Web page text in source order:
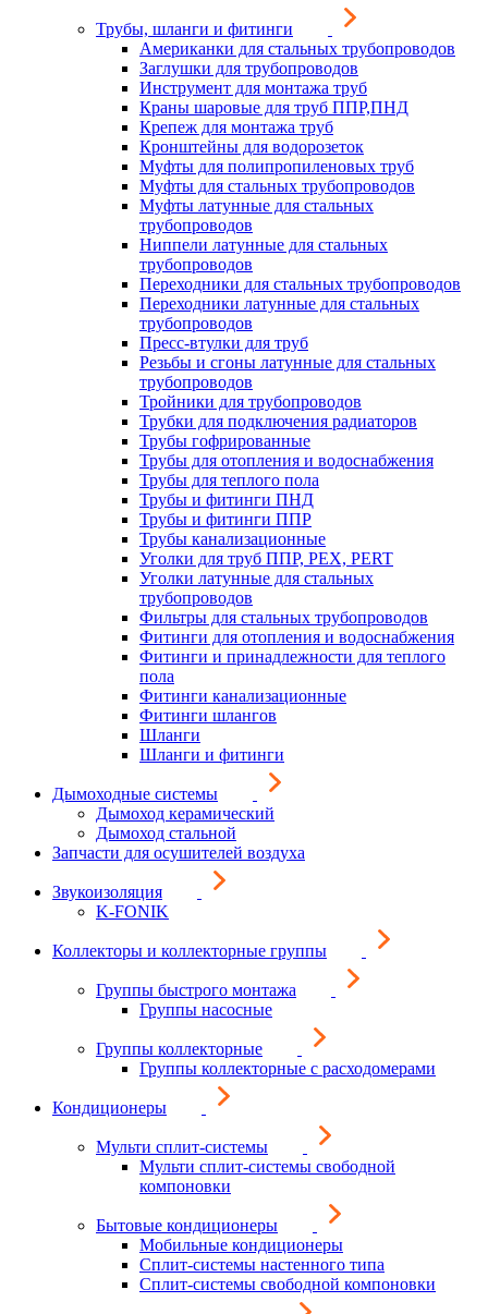
Трубы, шланги и фитинги
Американки для стальных трубопроводов
Заглушки для трубопроводов
Инструмент для монтажа труб
Краны шаровые для труб ППР,ПНД
Крепеж для монтажа труб
Кронштейны для водорозеток
Муфты для полипропиленовых труб
Муфты для стальных трубопроводов
Муфты латунные для стальных
трубопроводов
Ниппели латунные для стальных
трубопроводов
Переходники для стальных трубопроводов
Переходники латунные для стальных
трубопроводов
Пресс-втулки для труб
Резьбы и сгоны латунные для стальных
трубопроводов
Тройники для трубопроводов
Трубки для подключения радиаторов
Трубы гофрированные
Трубы для отопления и водоснабжения
Трубы для теплого пола
Трубы и фитинги ПНД
Трубы и фитинги ППР
Трубы канализационные
Уголки для труб ППР, PEX, PERT
Уголки латунные для стальных
трубопроводов
Фильтры для стальных трубопроводов
Фитинги для отопления и водоснабжения
Фитинги и принадлежности для теплого
пола
Фитинги канализационные
Фитинги шлангов
Шланги
Шланги и фитинги
Дымоходные системы
Дымоход керамический
Дымоход стальной
Запчасти для осушителей воздуха
Звукоизоляция
K-FONIK
Коллекторы и коллекторные группы
Группы быстрого монтажа
Группы насосные
Группы коллекторные
Группы коллекторные с расходомерами
Кондиционеры
Мульти сплит-системы
Мульти сплит-системы свободной
компоновки
Бытовые кондиционеры
Мобильные кондиционеры
Сплит-системы настенного типа
Сплит-системы свободной компоновки